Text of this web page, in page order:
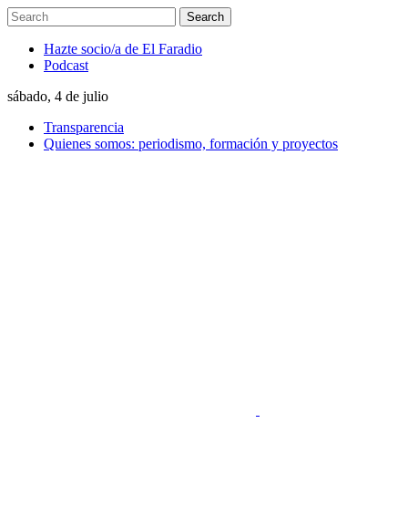
Hazte socio/a de El Faradio
Podcast
sábado, 4 de julio
Transparencia
Quienes somos: periodismo, formación y proyectos